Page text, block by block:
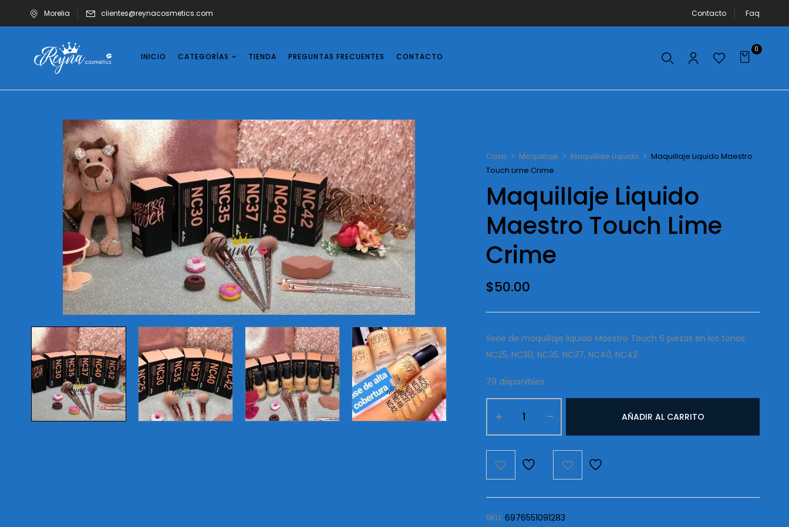
Morelia clientes@reynacosmetics.com Contacto Faq
INICIO CATEGORÍAS TIENDA PREGUNTAS FRECUENTES CONTACTO
0
Casa Maquillaje Maquillaje Liquido
Maquillaje Liquido Maestro
Touch Lime Crime
Maquillaje Liquido
Maestro Touch Lime
Crime
$50.00
Serie de maquillaje liquido Maestro Touch 6 piezas en los tonos:
NC25, NC30, NC35, NC37, NC40, NC42
79 disponibles
Liquido
Maestro
Lime
AÑADIR AL CARRITO
SKU:6976551091283